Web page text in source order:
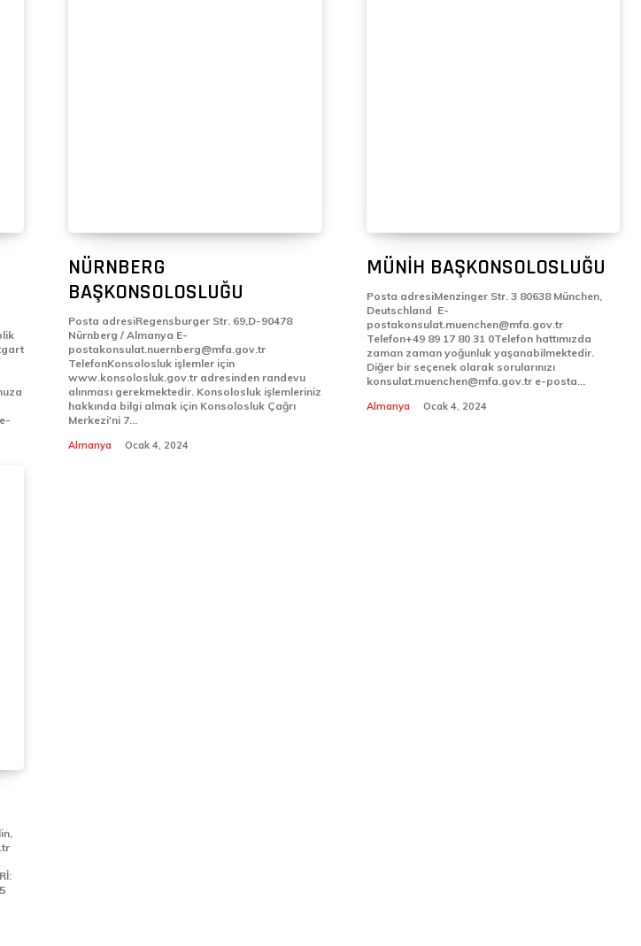
NÜRNBERG
BAŞKONSOLOSLUĞU
Posta adresiRegensburger Str. 69,D-90478
Nürnberg / Almanya E-
postakonsulat.nuernberg@mfa.gov.tr
TelefonKonsolosluk işlemler için
www.konsolosluk.gov.tr adresinden randevu
alınması gerekmektedir. Konsolosluk işlemleriniz
hakkında bilgi almak için Konsolosluk Çağrı
Merkezi'ni 7...
Almanya Ocak 4, 2024
MÜNİH BAŞKONSOLOSLUĞU
Posta adresiMenzinger Str. 3 80638 München,
Deutschland E-
postakonsulat.muenchen@mfa.gov.tr
Telefon+49 89 17 80 31 0Telefon hattımızda
zaman zaman yoğunluk yaşanabilmektedir.
Diğer bir seçenek olarak sorularınızı
konsulat.muenchen@mfa.gov.tr e-posta...
Almanya Ocak 4, 2024